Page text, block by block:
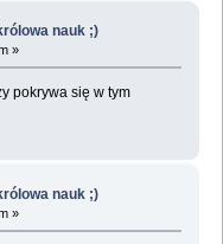
nauk ;)
»
pokrywa się w tym
nauk ;)
»